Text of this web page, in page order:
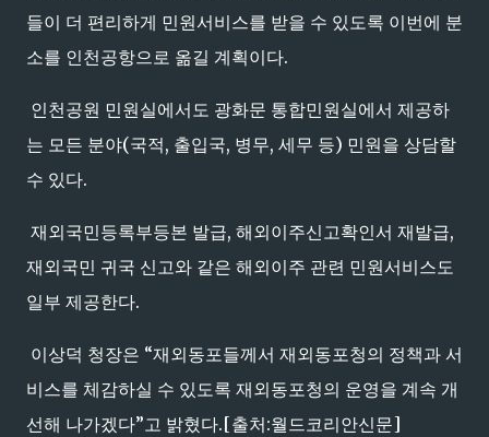
들이 더 편리하게 민원서비스를 받을 수 있도록 이번에 분
소를 인천공항으로 옮길 계획이다.
인천공원 민원실에서도 광화문 통합민원실에서 제공하
는 모든 분야(국적, 출입국, 병무, 세무 등) 민원을 상담할
수 있다.
재외국민등록부등본 발급, 해외이주신고확인서 재발급,
재외국민 귀국 신고와 같은 해외이주 관련 민원서비스도
일부 제공한다.
이상덕 청장은 “재외동포들께서 재외동포청의 정책과 서
비스를 체감하실 수 있도록 재외동포청의 운영을 계속 개
선해 나가겠다”고 밝혔다.[출처:월드코리안신문]